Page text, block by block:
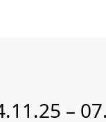
–